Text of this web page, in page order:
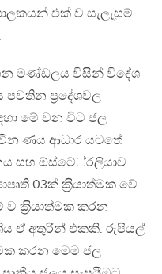
එක් ව සැලැසුම්
මණ්ඩලය විසින් විදේශ
ප‍්‍රදේශවල
මේ වන විට ජල
චීන ණය ආධාර යටතේ
සහ ඕස්ටේ‍්‍රලියාව
03ක් ක‍්‍රියාත්මක වේ.
ව ක‍්‍රියාත්මක කරන
ඒ අතුරින් එකකි. රුපියල්
කරන මෙම ජල